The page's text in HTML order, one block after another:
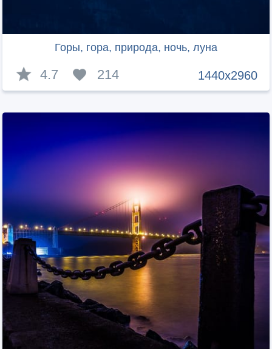
Горы, гора, природа, ночь, луна
1440x2960
4.7 214